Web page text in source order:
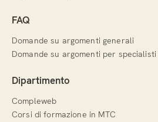
FAQ
Domande su argomenti generali
Domande su argomenti per specialisti
Dipartimento
Compleweb
Corsi di formazione in MTC